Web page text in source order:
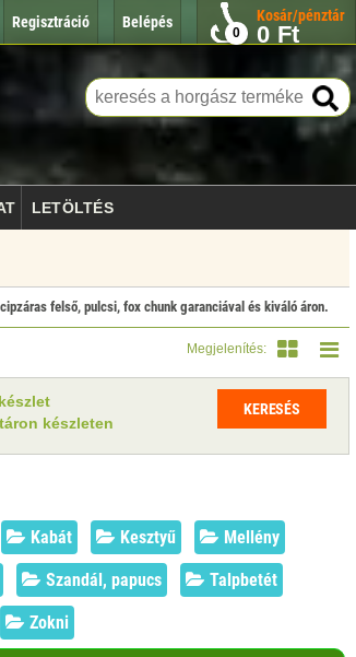
0
Kosár/pénztár
0 Ft
Belépés
Regisztráció
LETÖLTÉS
felső, pulcsi, fox chunk garanciával és kiváló áron.
Megjelenítés:
készleten
Kabát Kesztyű Mellény
Szandál, papucs Talpbetét
Zokni